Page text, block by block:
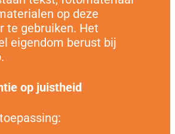
op deze
te gebruiken. Het
eigendom berust bij
op juistheid